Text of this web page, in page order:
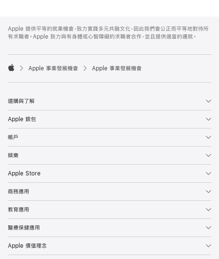
Footer
Apple 提供平等的就業機會，致力實踐多元共融文化，因此我們會公正而平等地對待所
有求職者。Apple 致力與有身體或心智障礙的求職者合作，並且提供適當的遷就。

Apple 事業發展機會 Apple 事業發展機會
選購與了解
Apple 銀包
帳戶
娛樂
Apple Store
商務應用
教育應用
醫療保健應用
Apple 價值理念